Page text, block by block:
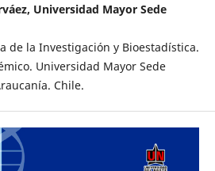
Universidad Mayor Sede
de la Investigación y Bioestadística.
Universidad Mayor Sede
Chile.